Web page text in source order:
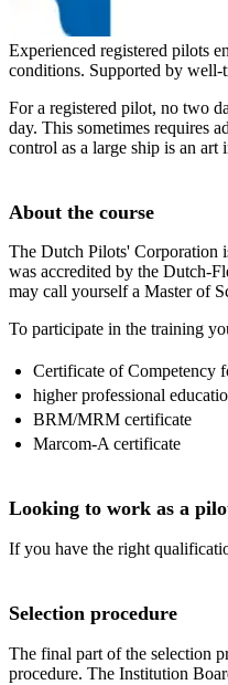
Experienced registered pilots
conditions. Supported by well-
For a registered pilot, no two
day. This sometimes requires
control as a large ship is an art
About the course
The Dutch Pilots' Corporation
was accredited by the Dutch-
may call yourself a Master of
To participate in the training
Certificate of Competency
higher professional
BRM/MRM certificate
Marcom-A certificate
Looking to work as a
If you have the right
Selection procedure
The final part of the selection
procedure. The Institution